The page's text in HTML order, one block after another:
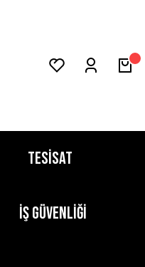
TESİSAT
İŞ GÜVENLİĞİ